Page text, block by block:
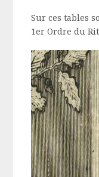
Sur ces tables
1er Ordre du